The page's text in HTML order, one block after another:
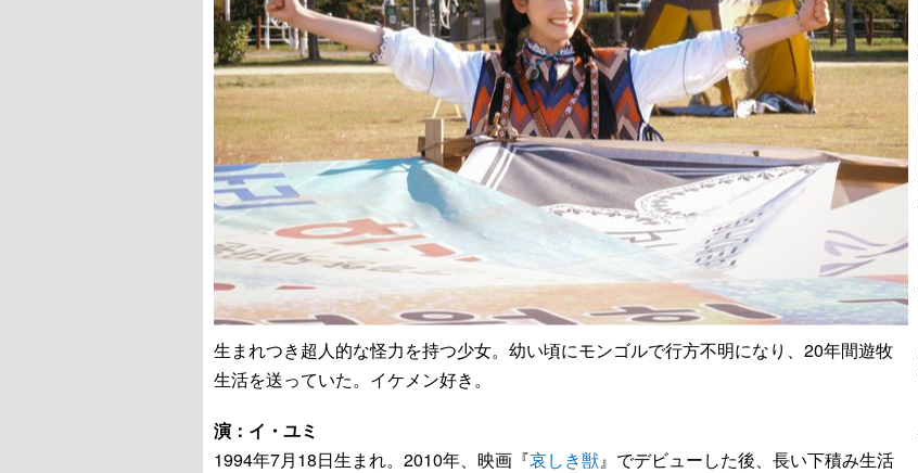
生まれつき超人的な怪力を持つ少女。幼い頃にモンゴルで行方不明になり、20年間遊牧
生活を送っていた。イケメン好き。
演：イ・ユミ
1994年7月18日生まれ。2010年、映画『哀しき獣』でデビューした後、長い下積み生活